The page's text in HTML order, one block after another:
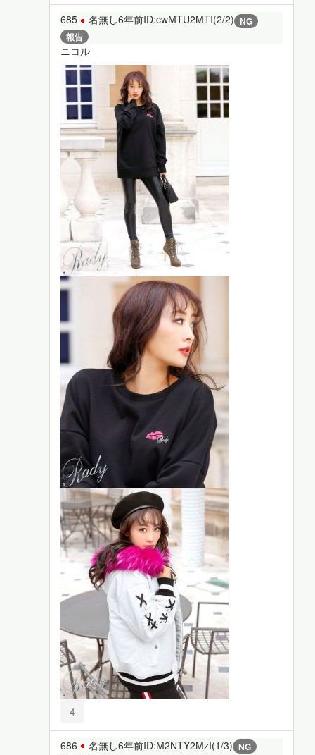
685 名無し6年前ID:cwMTU2MTI(2/2) NG
報告
ニコル
4
686 名無し6年前ID:M2NTY2MzI(1/3) NG